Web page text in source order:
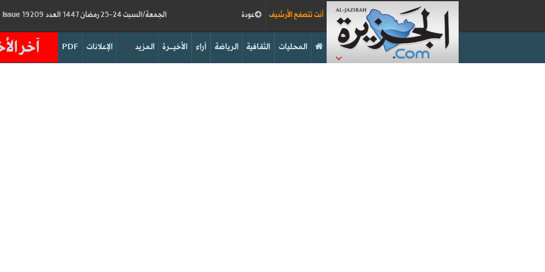
الجمعة/السبت 24-25 رمضان 1447 العدد 19209 Issue عودة أنت تتصفح الأرشيف
آخر PDF الإعلانات المزيد الأخيــرة آراء الرياضة الثقافية المحليات